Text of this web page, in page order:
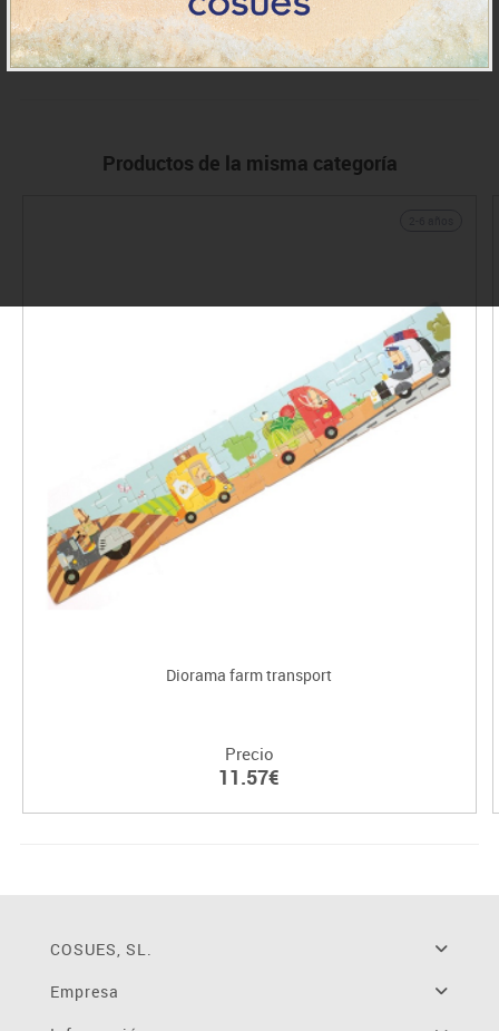
IVA incluido
Productos de la misma categoría
Diorama farm transport
Precio
11.57€
COSUES, SL.
Empresa